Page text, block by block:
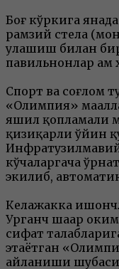
Боғ кўркига
рамзий стела
улашиш билан
павильнонлар ҳам
Спорт ва соғлом
«Олимпия»
яшил қопламали
қизиқарли ўйин
кўчаларгача
экилиб,
Келажакка
Урганч шаҳар
сифат
этаётган
айланиши